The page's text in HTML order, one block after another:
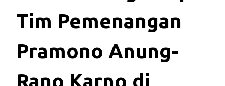
Tim Pemenangan
Pramono Anung-
Rano Karno di